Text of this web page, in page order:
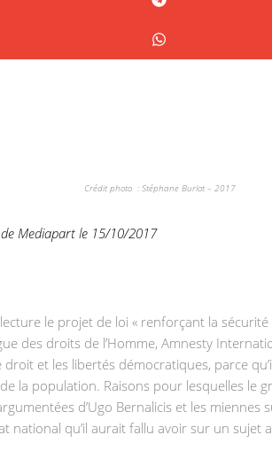
Crédit photo : Stéphane Burlot – 2017
de Mediapart le 15/10/2017
le projet de loi « renforçant la
des droits de l’Homme, Amnesty
droit et les libertés démocratiques,
la population. Raisons pour lesquelles
d’Ugo Bernalicis et les miennes
qu’il aurait fallu avoir sur un sujet